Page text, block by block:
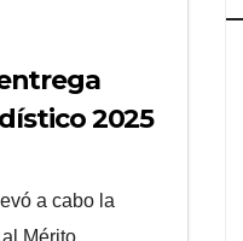
2025
a cabo la
Mérito